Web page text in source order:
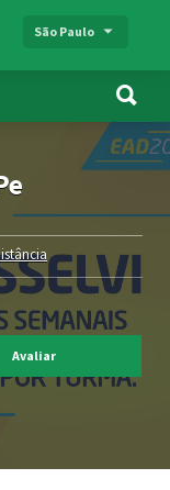
São Paulo
Avaliar